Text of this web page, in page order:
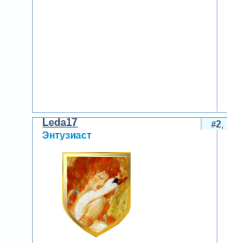
2
Leda17
Энтузиаст